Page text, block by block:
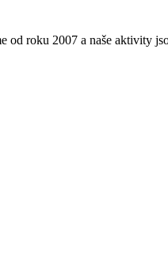
od roku 2007 a naše aktivity